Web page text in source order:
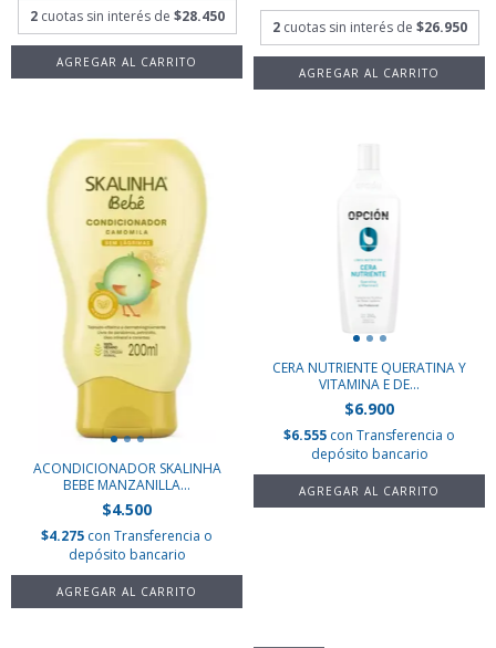
2 cuotas sin interés de $28.450
2 cuotas sin interés de $26.950
ACONDICIONADOR SKALINHA
BEBE MANZANILLA...
$4.500
$4.275 con Transferencia o
depósito bancario
CERA NUTRIENTE QUERATINA Y
VITAMINA E DE...
$6.900
$6.555 con Transferencia o
depósito bancario